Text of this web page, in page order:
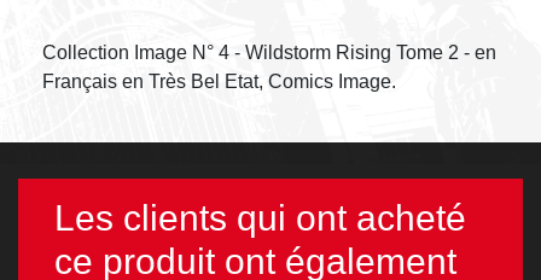
Collection Image N° 4 - Wildstorm Rising Tome 2 - en
Français en Très Bel Etat, Comics Image.
Les clients qui ont acheté
ce produit ont également